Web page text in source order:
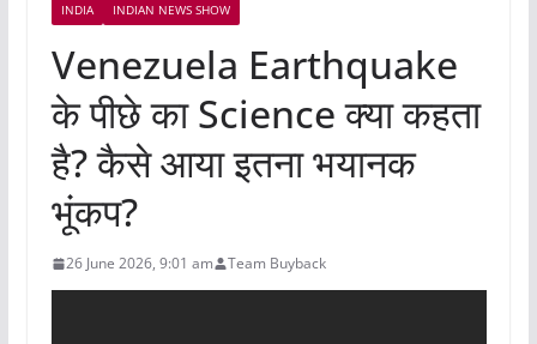
INDIA INDIAN NEWS SHOW
Venezuela Earthquake
के पीछे का Science क्या कहता
है? कैसे आया इतना भयानक
भूंकप?
26 June 2026, 9:01 am Team Buyback